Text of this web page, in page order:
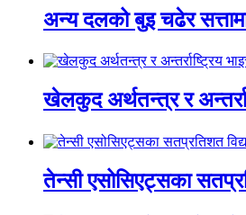
अन्य दलको बुइ चढेर
खेलकुद अर्थतन्त्र र
तेन्सी एसोसिएट्सका